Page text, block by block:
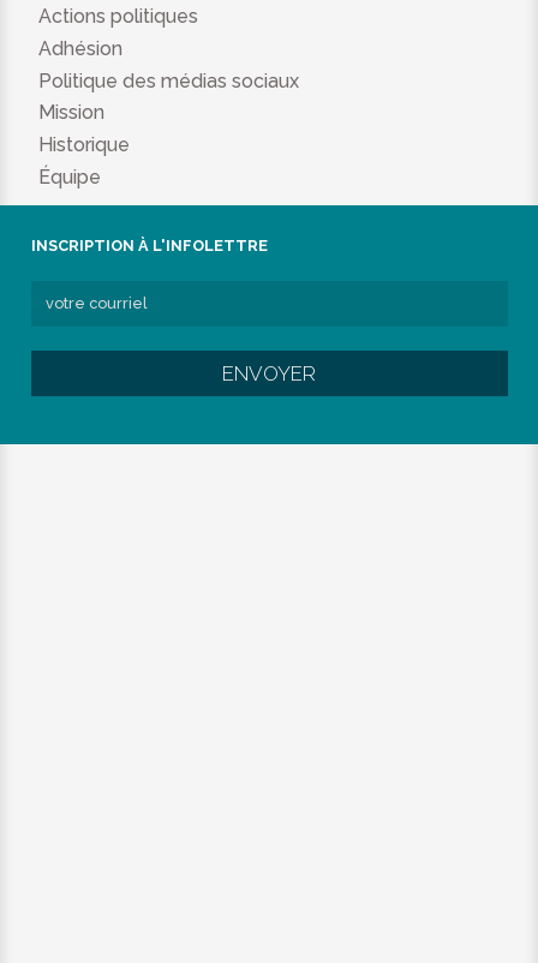
Actions politiques
Adhésion
Politique des médias sociaux
Mission
Historique
Équipe
INSCRIPTION À L'INFOLETTRE
ENVOYER